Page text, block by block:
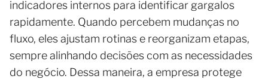
indicadores internos para identificar gargalos
rapidamente. Quando percebem mudanças no
fluxo, eles ajustam rotinas e reorganizam etapas,
sempre alinhando decisões com as necessidades
do negócio. Dessa maneira, a empresa protege